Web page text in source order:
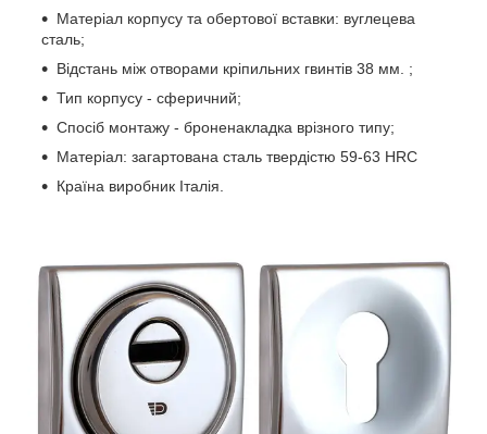
Матеріал корпусу та обертової вставки: вуглецева
сталь;
Відстань між отворами кріпильних гвинтів 38 мм. ;
Тип корпусу - сферичний;
Спосіб монтажу - броненакладка врізного типу;
Матеріал: загартована сталь твердістю 59-63 НRС
Країна виробник Італія.